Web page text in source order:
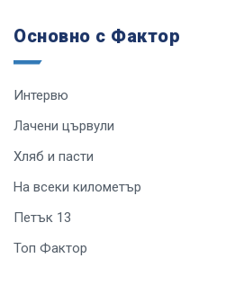
Основно с Фактор
Интервю
Лачени цървули
Хляб и пасти
На всеки километър
Петък 13
Топ Фактор